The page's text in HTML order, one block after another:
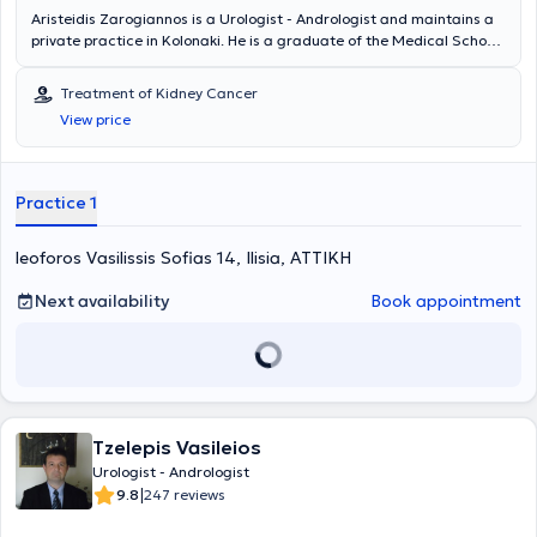
Aristeidis Zarogiannos is a Urologist - Andrologist and maintains a
private practice in Kolonaki. He is a graduate of the Medical School
School of Corps (S.S.A.S). He has many years of clinical experience,
having worked in several military hospitals in Attica, and serves as a
Military Physician in the Urology Clinic of the 417 NIMTS.
Treatment of Kidney Cancer
View price
Practice 1
leoforos Vasilissis Sofias 14, Ilisia, ΑΤΤΙΚΗ
Next availability
Book appointment
Tzelepis Vasileios
Urologist - Andrologist
9.8|247 reviews